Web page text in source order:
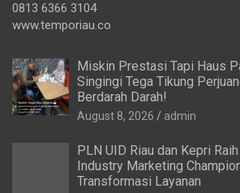
0813 6366 3104
www.temporiau.co
Miskin Prestasi Tapi Haus
Singingi Tega Tikung
Berdarah Darah!
August 8, 2026 admin
PLN UID Riau dan Kepri
Industry Marketing
Transformasi Layanan